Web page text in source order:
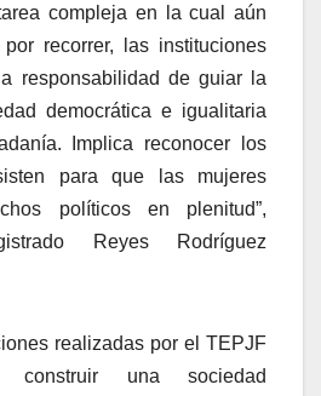
compleja en la cual aún
recorrer, las instituciones
responsabilidad de guiar la
democrática e igualitaria
Implica reconocer los
para que las mujeres
políticos en plenitud”,
Reyes Rodríguez
realizadas por el TEPJF
una sociedad